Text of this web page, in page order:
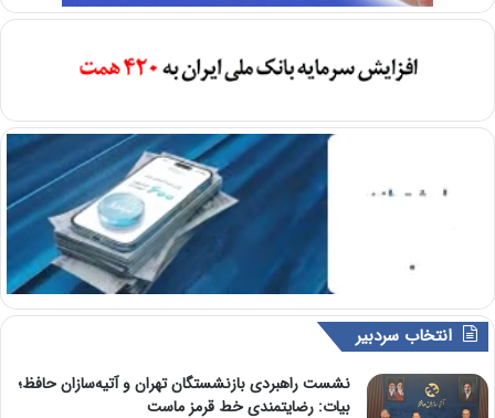
انتخاب سردبیر
نشست راهبردی بازنشستگان تهران و آتیه‌سازان حافظ؛
بیات: رضایتمندی خط قرمز ماست